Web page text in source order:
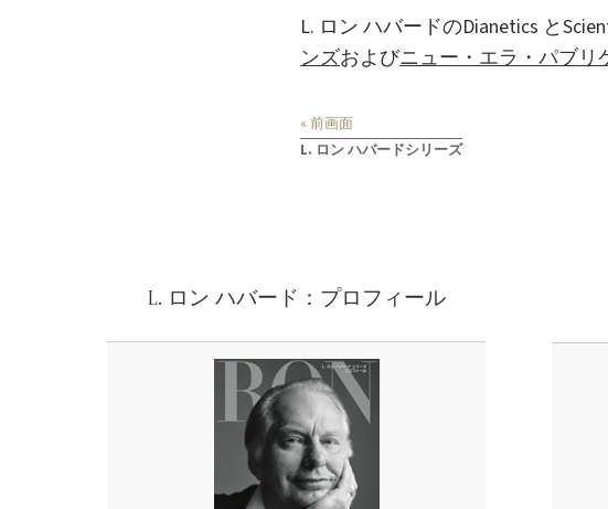
L. ロン ハバードのDianetics と
ンズおよびニュー・エラ・パブリ
« 前画面
L. ロン ハバードシリーズ
L. ロン ハバード：プロフィール